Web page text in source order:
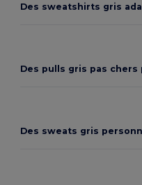
Des sweatshirts gris
Des pulls gris pas
Des sweats gris